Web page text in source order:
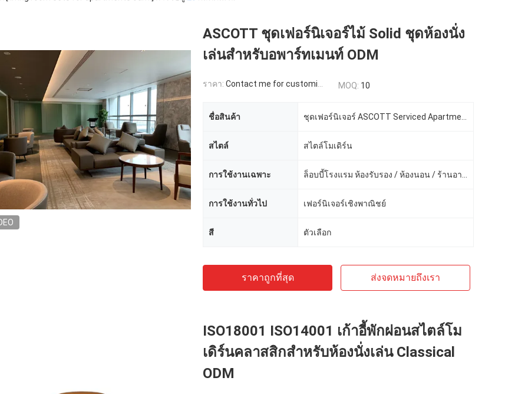
ASCOTT ชุดเฟอร์นิเจอร์ไม้ Solid ชุดห้องนั่ง
เล่นสำหรับอพาร์ทเมนท์ ODM
ราคา: Contact me for customized MOQ: 10
ชื่อสินค้า
สไตล์ สไตล์โมเดิร์น
การใช้งานเฉพาะ
การใช้งานทั่วไป เฟอร์นิเจอร์เชิงพาณิชย์
สี ตัวเลือก
ราคาถูกที่สุด ส่งจดหมายถึงเรา
ISO18001 ISO14001 เก้าอี้พักผ่อนสไตล์โม
เดิร์นคลาสสิกสำหรับห้องนั่งเล่น Classical
ODM